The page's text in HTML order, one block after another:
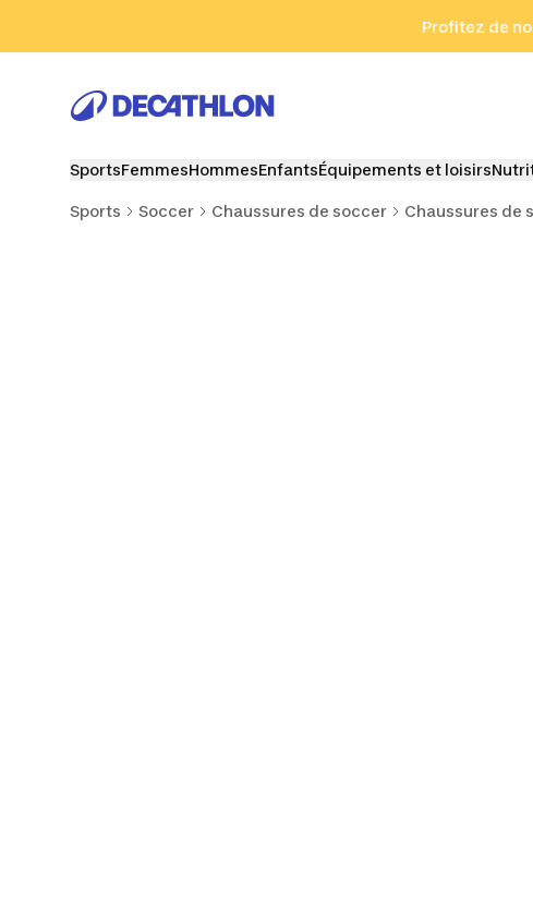
Aller au pied de page
Profitez de
SportsFemmesHommesEnfantsÉquipements et loisirs
Sports Soccer Chaussures de soccer Chaussures de